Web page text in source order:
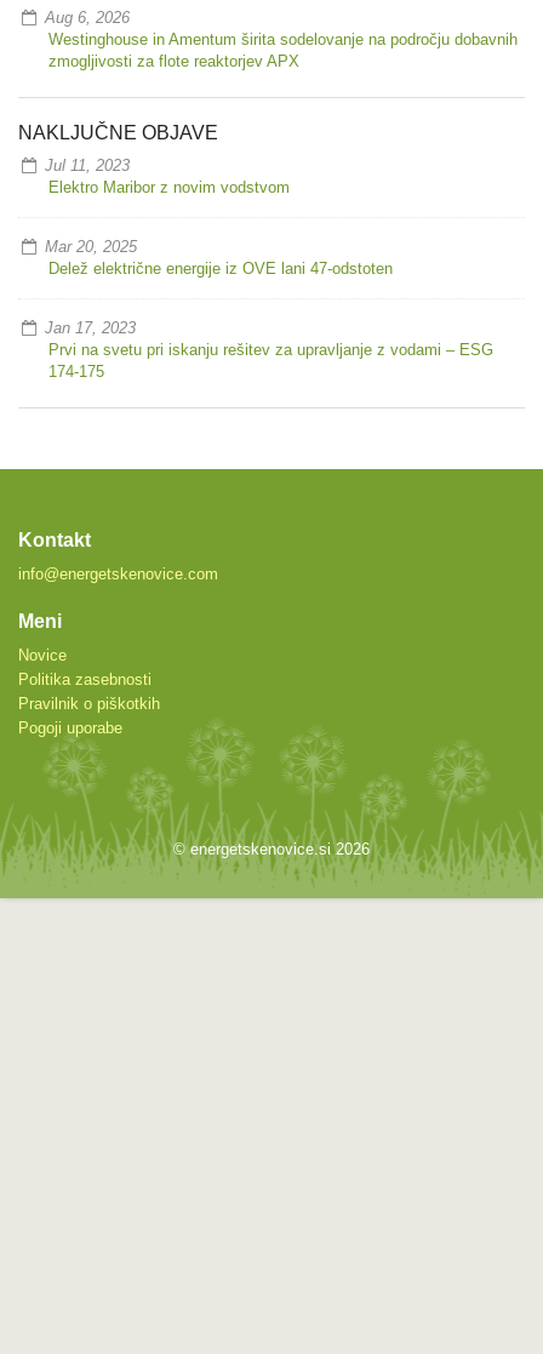
Aug 6, 2026
Westinghouse in Amentum širita sodelovanje na področju dobavnih
zmogljivosti za flote reaktorjev APX
NAKLJUČNE OBJAVE
Jul 11, 2023
Elektro Maribor z novim vodstvom
Mar 20, 2025
Delež električne energije iz OVE lani 47-odstoten
Jan 17, 2023
Prvi na svetu pri iskanju rešitev za upravljanje z vodami – ESG
174-175
Kontakt
info@energetskenovice.com
Meni
Novice
Politika zasebnosti
Pravilnik o piškotkih
Pogoji uporabe
© energetskenovice.si 2026